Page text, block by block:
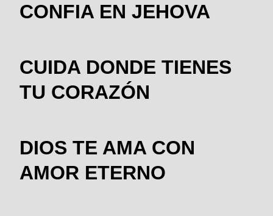
CONFIA EN JEHOVA
CUIDA DONDE TIENES
TU CORAZÓN
DIOS TE AMA CON
AMOR ETERNO